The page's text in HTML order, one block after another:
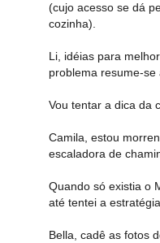
(cujo acesso se dá
cozinha).
Li, idéias para
problema resume-
Vou tentar a dica da
Camila, estou
escaladora de
Quando só existia o
até tentei a
Bella, cadê as fotos